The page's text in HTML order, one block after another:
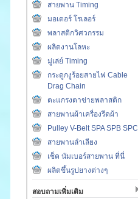
สายพาน Timing
มอเตอร์ โรเลอร์
พลาสติกวิศวกรรม
ผลิตงานโลหะ
มู่เล่ย์ Timing
กระดูกงูร้อยสายไฟ Cable
Drag Chain
ตะแกรงตาข่ายพลาสติก
สายพานผ้าเครื่องรีดผ้า
Pulley V-Belt SPA SPB SPC
สายพานลำเลียง
เช็ค นัมเบอร์สายพาน ที่นี่
ผลิตขึ้นรูปยางต่างๆ
สอบถามเพิ่มเติม